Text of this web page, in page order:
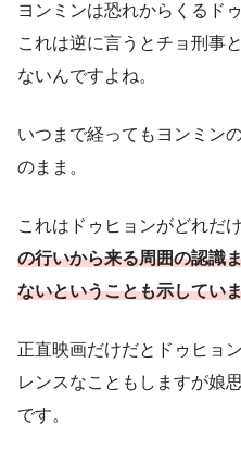
ヨンミンは恐れからくるド
これは逆に言うとチョ刑事
ないんですよね。
いつまで経ってもヨンミン
のまま。
これはドゥヒョンがどれだ
の行いから来る周囲の認識
ないということも示してい
正直映画だけだとドゥヒョ
レンスなこともしますが娘
です。